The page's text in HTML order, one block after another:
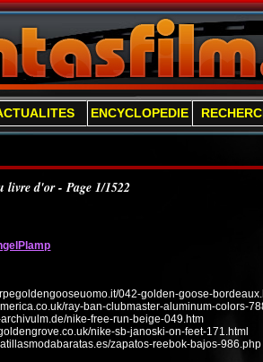
ENCYCLOPEDIE
livre d'or - Page 1/1522
042-golden-goose-
ray-ban-clubmaster-aluminum-colors-
archivulm.de/nike-free-run-beige-049.htm
nike-sb-janoski-on-feet-171.html
zapatos-reebok-bajos-986.php